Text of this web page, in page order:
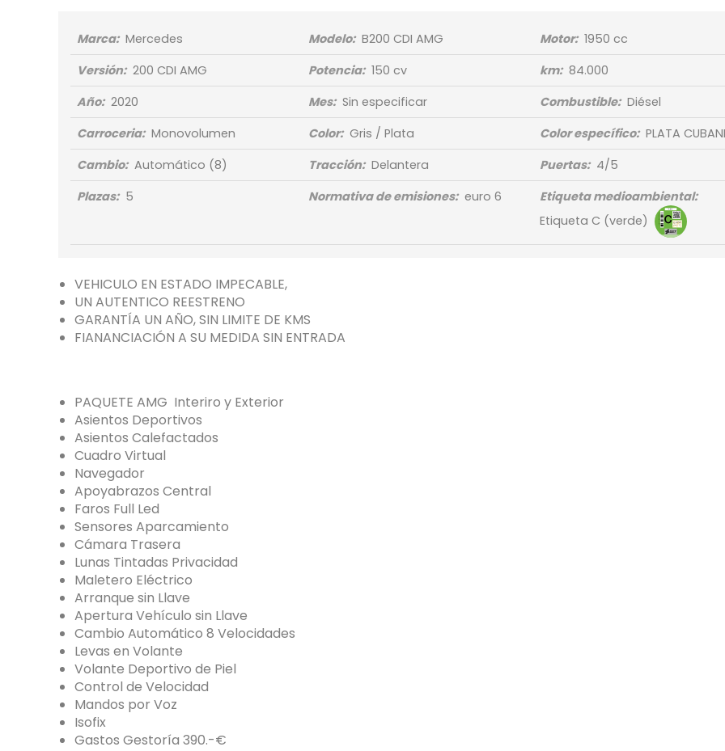
Marca: Mercedes Modelo: B200 CDI AMG Motor: 1950 cc
Versión: 200 CDI AMG Potencia: 150 cv km: 84.000
Año: 2020 Mes: Sin especificar Combustible: Diésel
Carroceria: Monovolumen Color: Gris / Plata Color específico: PLATA
Cambio: Automático (8) Tracción: Delantera Puertas: 4/5
Plazas: 5 Normativa de emisiones: euro 6
Etiqueta medioambiental:
Etiqueta C (verde)
VEHICULO EN ESTADO IMPECABLE,
UN AUTENTICO REESTRENO
GARANTÍA UN AÑO, SIN LIMITE DE KMS
FIANANCIACIÓN A SU MEDIDA SIN ENTRADA
PAQUETE AMG Interiro y Exterior
Asientos Deportivos
Asientos Calefactados
Cuadro Virtual
Navegador
Apoyabrazos Central
Faros Full Led
Sensores Aparcamiento
Cámara Trasera
Lunas Tintadas Privacidad
Maletero Eléctrico
Arranque sin Llave
Apertura Vehículo sin Llave
Cambio Automático 8 Velocidades
Levas en Volante
Volante Deportivo de Piel
Control de Velocidad
Mandos por Voz
Isofix
Gastos Gestoría 390.-€